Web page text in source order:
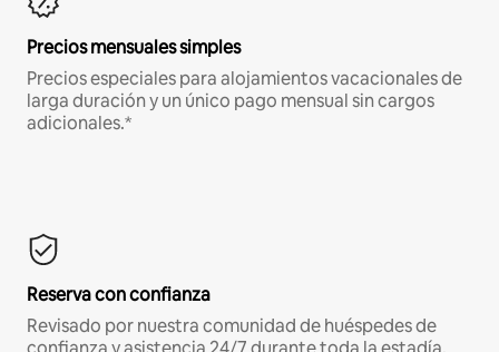
Precios mensuales simples
Precios especiales para alojamientos vacacionales de
larga duración y un único pago mensual sin cargos
adicionales.*
Reserva con confianza
Revisado por nuestra comunidad de huéspedes de